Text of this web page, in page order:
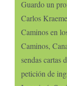
Guardo un
Carlos
Caminos en
Caminos,
sendas cartas
petición de